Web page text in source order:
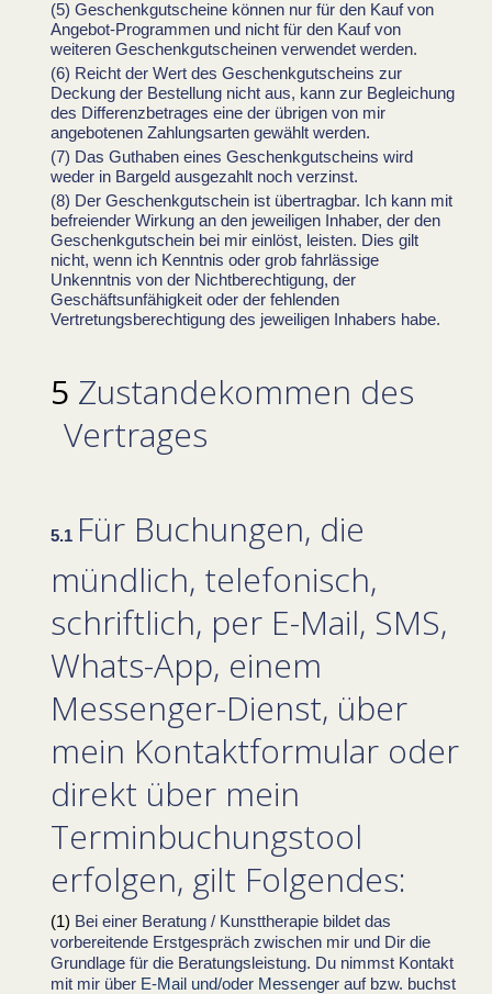
Geschenkgutscheine können nur für den Kauf von
Angebot-Programmen und nicht für den Kauf von
weiteren Geschenkgutscheinen verwendet werden.
Reicht der Wert des Geschenkgutscheins zur
Deckung der Bestellung nicht aus, kann zur Begleichung
des Differenzbetrages eine der übrigen von mir
angebotenen Zahlungsarten gewählt werden.
Das Guthaben eines Geschenkgutscheins wird
weder in Bargeld ausgezahlt noch verzinst.
Der Geschenkgutschein ist übertragbar. Ich kann mit
befreiender Wirkung an den jeweiligen Inhaber, der den
Geschenkgutschein bei mir einlöst, leisten. Dies gilt
nicht, wenn ich Kenntnis oder grob fahrlässige
Unkenntnis von der Nichtberechtigung, der
Geschäftsunfähigkeit oder der fehlenden
Vertretungsberechtigung des jeweiligen Inhabers habe.
Zustandekommen des
Vertrages
Für Buchungen, die
mündlich, telefonisch,
schriftlich, per E-Mail, SMS,
Whats-App, einem
Messenger-Dienst, über
mein Kontaktformular oder
direkt über mein
Terminbuchungstool
erfolgen, gilt Folgendes:
Bei einer Beratung / Kunsttherapie bildet das
vorbereitende Erstgespräch zwischen mir und Dir die
Grundlage für die Beratungsleistung. Du nimmst Kontakt
mit mir über E-Mail und/oder Messenger auf bzw. buchst